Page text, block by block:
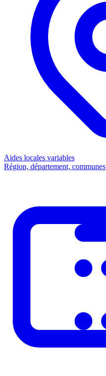
Aides locales variables
Région, département, communes